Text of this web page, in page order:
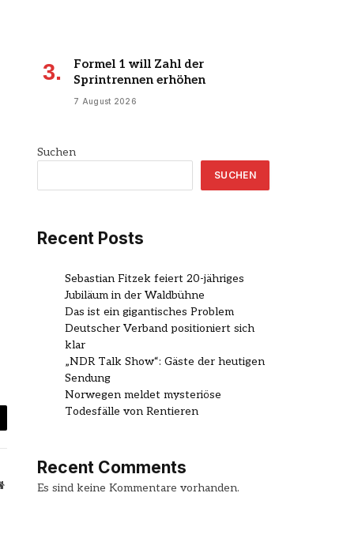
Website
Formel 1 will Zahl der
Sprintrennen erhöhen
7 August 2026
Suchen
SUCHEN
Recent Posts
Sebastian Fitzek feiert 20-jähriges
Jubiläum in der Waldbühne
Das ist ein gigantisches Problem
Deutscher Verband positioniert sich
klar
„NDR Talk Show“: Gäste der heutigen
Sendung
Norwegen meldet mysteriöse
Todesfälle von Rentieren
Recent Comments
Es sind keine Kommentare vorhanden.